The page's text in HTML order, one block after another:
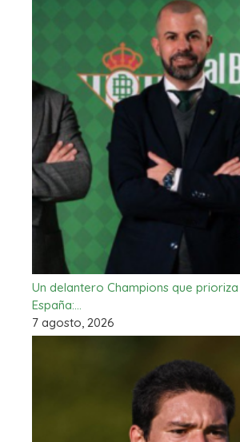
Un delantero Champions que
España:…
7 agosto, 2026